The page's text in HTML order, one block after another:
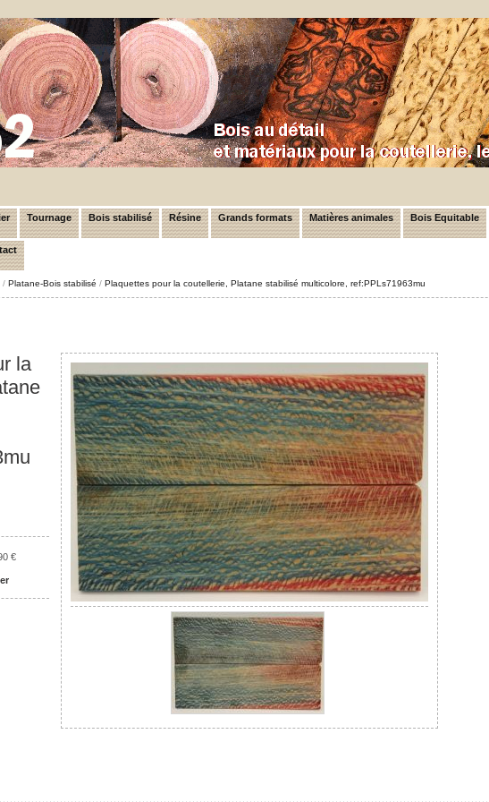
Tournage Bois stabilisé Résine Grands formats Matières animales Bois Equitable
/ Platane-Bois stabilisé / Plaquettes pour la coutellerie, Platane stabilisé multicolore, ref:PPLs71963mu
la
€